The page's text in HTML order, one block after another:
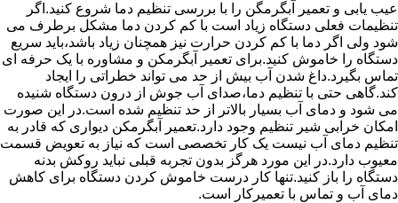
عیب یابی و تعمیر آبگرمگن را با بررسی تنظیم دما شروع کنید.اگر
تنظیمات فعلی دستگاه زیاد است با کم کردن دما مشکل برطرف می
شود ولی اگر دما با کم کردن حرارت نیز همچنان زیاد باشد،باید سریع
دستگاه را خاموش کنید.برای تعمیر آبگرمکن و مشاوره با یک حرفه ای
تماس بگیرد.داغ شدن آب بیش از حد می تواند خطراتی را ایجاد
کند.گاهی حتی با تنظیم دما،صدای آب جوش از درون دستگاه شنیده
می شود و دمای آب بسیار بالاتر از حد تنظیم شده است.در این صورت
امکان خرابی شیر تنظیم وجود دارد.تعمیر آبگرمکن دیواری که قادر به
تنظیم دمای آب نیست یک کار تخصصی است که نیاز به تعویض قسمت
معیوب دارد.در این مورد هرگز بدون تجربه قبلی نباید روکش بدنه
دستگاه را باز کنید.تنها کار درست خاموش کردن دستگاه برای کاهش
دمای آب و تماس با تعمیرکار است.